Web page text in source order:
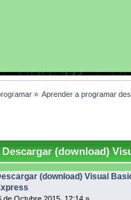
» Aprender a programar
(download)
(download) Visual